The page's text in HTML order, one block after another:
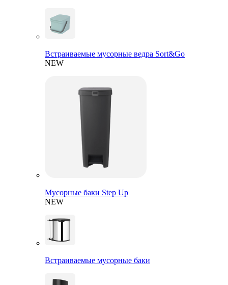
Встраиваемые мусорные ведра Sort&Go
NEW
Мусорные баки Step Up
NEW
Встраиваемые мусорные баки